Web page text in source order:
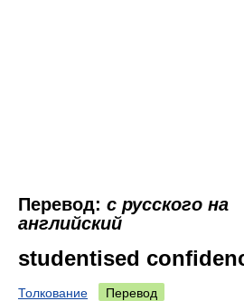
Перевод: с русского на
английский
studentised
Толкование Перевод